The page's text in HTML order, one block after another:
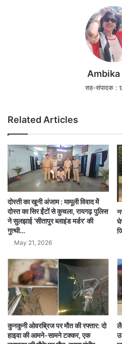
Ambika
सह-संपादक :
Related Articles
दोस्ती का खूनी अंजाम : मामूली विवाद में
दोस्त का सिर ईंटों से कुचला, रायगढ़ पुलिस
ने सुलझाई ‘सीतापुर ब्लाइंड मर्डर’ की
गुत्थी…
May 21, 2026
कुनकुनी ओवरब्रिज पर मौत की रफ्तार: दो
हाइवा की आमने-सामने टक्कर, एक